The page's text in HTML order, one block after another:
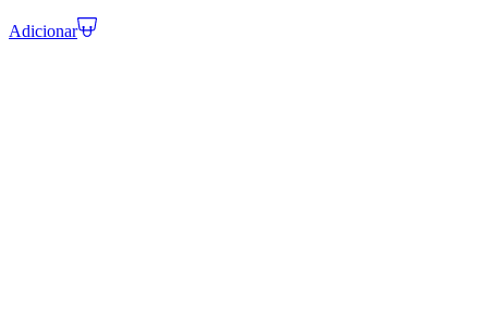
Adicionar